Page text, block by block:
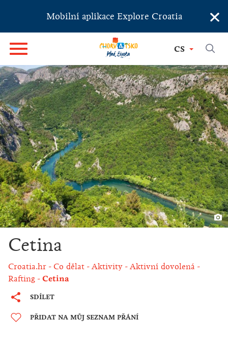
Mobilní aplikace Explore Croatia ×
CS
Cetina
Croatia.hr Co dělat Aktivity
Aktivní dovolená
Rafting
Cetina
SDÍLET
PŘIDAT NA MŮJ SEZNAM PŘÁNÍ